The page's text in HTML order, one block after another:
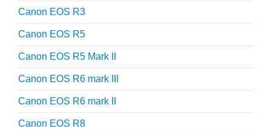
Canon EOS R3
Canon EOS R5
Canon EOS R5 Mark II
Canon EOS R6 mark III
Canon EOS R6 mark II
Canon EOS R8